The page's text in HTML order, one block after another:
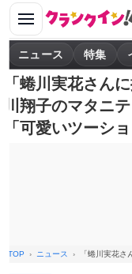
ニュース 特集
「蜷川実花さん
川翔子のマタニ
「可愛いツーショ
TOP ニュース 「蜷川実花